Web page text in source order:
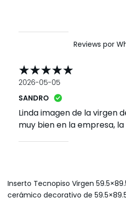
Reviews por
2026-05-05
SANDRO
Linda imagen de la virgen
muy bien en la empresa,
Inserto Tecnopiso Virgen
cerámico decorativo de